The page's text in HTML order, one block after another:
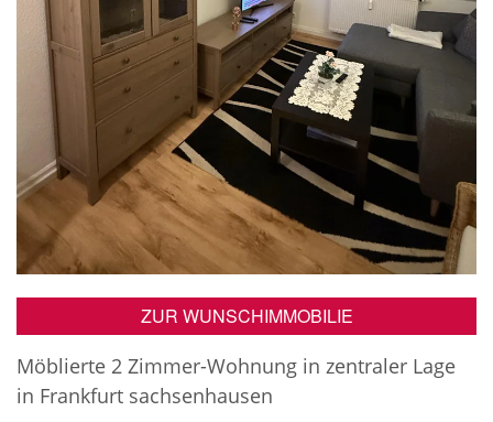
ZUR WUNSCHIMMOBILIE
Möblierte 2 Zimmer-Wohnung in zentraler Lage
in Frankfurt sachsenhausen